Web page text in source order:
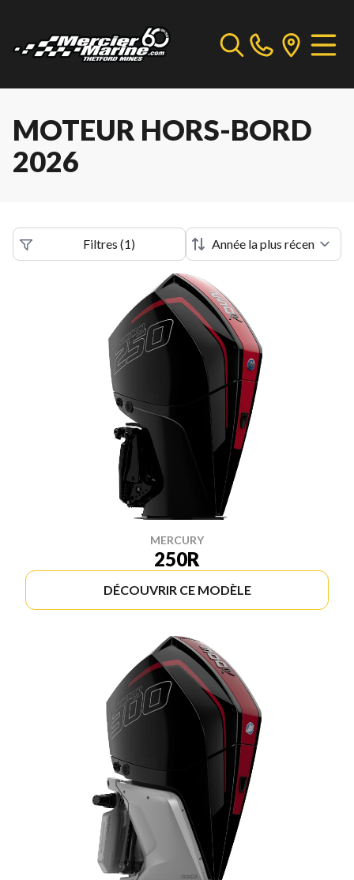
MOTEUR HORS-BORD
2026
Filtres (1)
MERCURY
250R
DÉCOUVRIR CE MODÈLE